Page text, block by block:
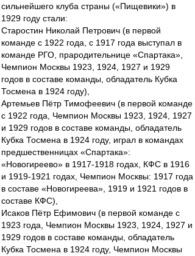
сильнейшего клуба страны («Пищевики») в
1929 году стали:
Старостин Николай Петрович (в первой
команде с 1922 года, с 1917 года выступал в
команде РГО, прародительнице «Спартака»,
Чемпион Москвы 1923, 1924, 1927 и 1929
годов в составе команды, обладатель Кубка
Тосмена в 1924 году),
Артемьев Пётр Тимофеевич (в первой команде
с 1922 года, Чемпион Москвы 1923, 1924, 1927
и 1929 годов в составе команды, обладатель
Кубка Тосмена в 1924 году, играл в командах
предшественницах «Спартака»:
«Новогиреево» в 1917-1918 годах, КФС в 1916
и 1919-1921 годах, Чемпион Москвы: 1917 года
в составе «Новогиреева», 1919 и 1921 годов в
составе КФС),
Исаков Пётр Ефимович (в первой команде с
1923 года, Чемпион Москвы 1923, 1924, 1927 и
1929 годов в составе команды, обладатель
Кубка Тосмена в 1924 году, Чемпион Москвы